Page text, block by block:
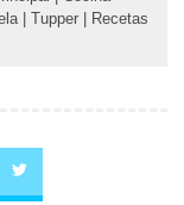
| Tupper
Recetas